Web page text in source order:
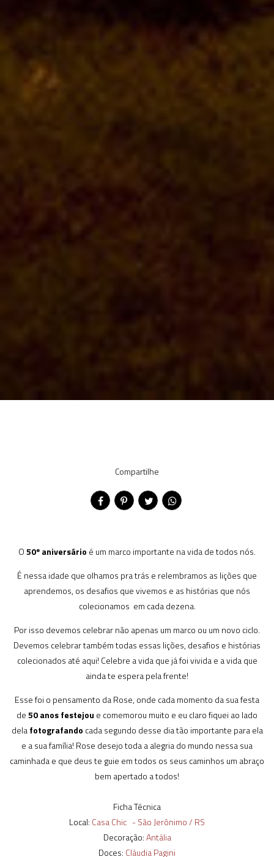
Compartilhe
O50º aniversário é um marco importante na vida de todos nós.
É nessa idade que olhamos pra trás e relembramos as lições que
aprendemos, os desafios que vivemos e as histórias que nós
colecionamos em cada dezena.
Por isso devemos celebrar não apenas um marco ou um novo ciclo.
Devemos celebrar também todas essas lições, desafios e histórias
colecionados até aqui! Celebre a vida que já foi vivida e a vida que
ainda te espera pela frente!
Esse foi o pensamento da Rose, onde cada momento da sua festa
de50 anosfestejou e comemorou muito e eu claro fiquei ao lado
delafotografando cada segundo desse dia tão importante para ela
e a sua família! Rose desejo toda a alegria do mundo nessa sua
caminhada e que deus te guie em todos os seus caminhos um abraço
bem apertado a todos!
Ficha Técnica
Local: Casa Chic - São Jerônimo / RS
Decoração:Antália
Doces: Cláudia Pagini